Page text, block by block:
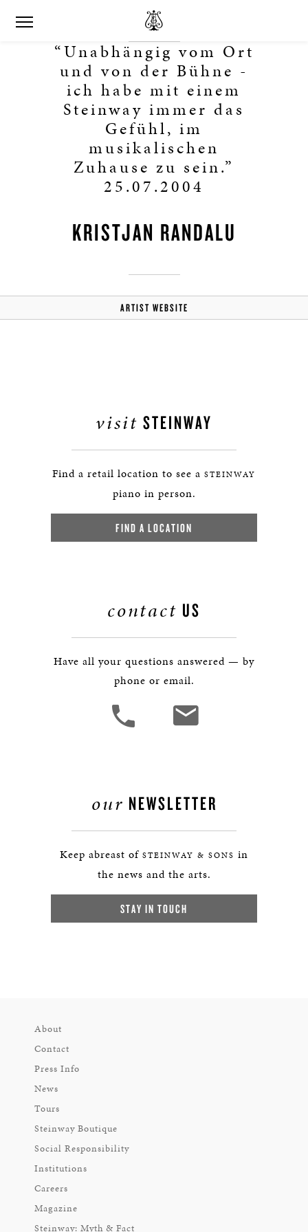
“Unabhängig vom Ort
und von der Bühne -
ich habe mit einem
Steinway immer das
Gefühl, im
musikalischen
Zuhause zu sein.”
25.07.2004
KRISTJAN RANDALU
ARTIST WEBSITE
visit STEINWAY
Find a retail location to see a STEINWAY
piano in person.
FIND A LOCATION
contact US
Have all your questions answered — by
phone or email.
our NEWSLETTER
Keep abreast of STEINWAY & SONS in
the news and the arts.
STAY IN TOUCH
About
Contact
Press Info
News
Tours
Steinway Boutique
Social Responsibility
Institutions
Careers
Magazine
Steinway: Myth & Fact